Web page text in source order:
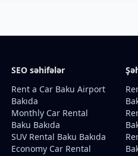
SEO səhifələr
Rent a Car Baku Airport
Bakıda
Monthly Car Rental
Baku Bakıda
SUV Rental Baku Bakıda
Economy Car Rental